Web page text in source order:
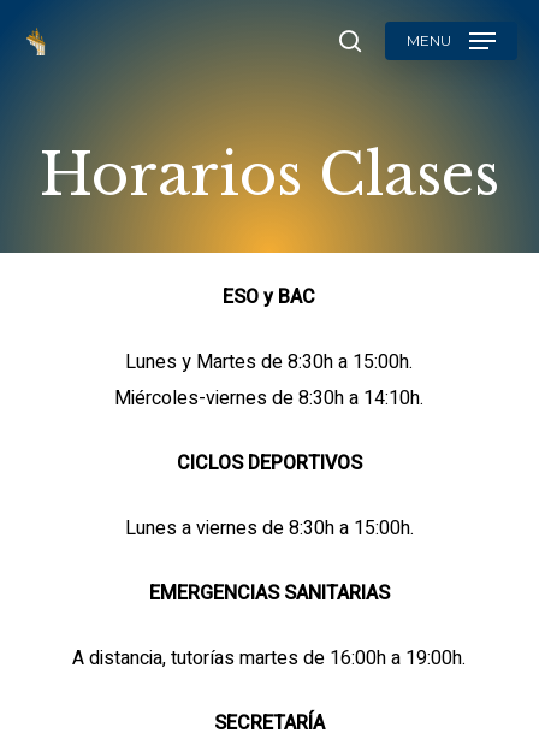
searchMENU
Horarios Clases
ESO y BAC
Lunes y Martes de 8:30h a 15:00h.
Miércoles-viernes de 8:30h a 14:10h.
CICLOS DEPORTIVOS
Lunes a viernes de 8:30h a 15:00h.
EMERGENCIAS SANITARIAS
A distancia, tutorías martes de 16:00h a 19:00h.
SECRETARÍA